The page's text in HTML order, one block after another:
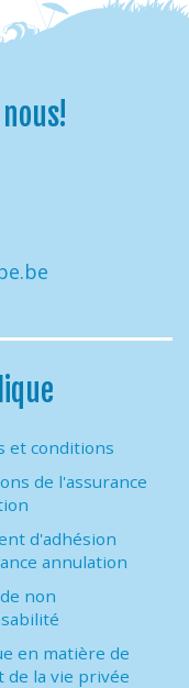
et conditions
de l'assurance
d'adhésion
annulation
non
en matière de
de la vie privée